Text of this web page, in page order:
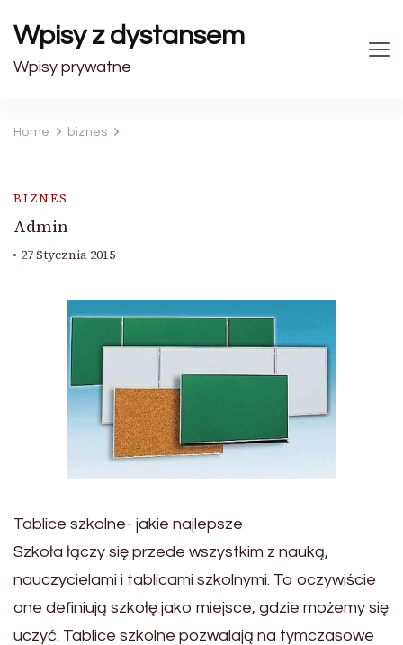
Wpisy z dystansem
Wpisy prywatne
Home biznes
BIZNES
Admin
27 Stycznia 2015
Tablice szkolne- jakie najlepsze
Szkoła łączy się przede wszystkim z nauką,
nauczycielami i tablicami szkolnymi. To oczywiście
one definiują szkołę jako miejsce, gdzie możemy się
uczyć. Tablice szkolne pozwalają na tymczasowe